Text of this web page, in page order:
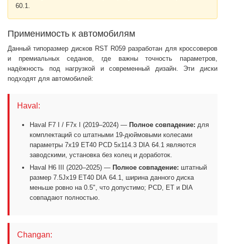
60.1.
Применимость к автомобилям
Данный типоразмер дисков RST R059 разработан для кроссоверов
и премиальных седанов, где важны точность параметров,
надёжность под нагрузкой и современный дизайн. Эти диски
подходят для автомобилей:
Haval:
Haval F7 I / F7x I (2019–2024) — Полное совпадение: для
комплектаций со штатными 19-дюймовыми колесами
параметры 7x19 ET40 PCD 5x114.3 DIA 64.1 являются
заводскими, установка без колец и доработок.
Haval H6 III (2020–2025) — Полное совпадение: штатный
размер 7.5Jx19 ET40 DIA 64.1, ширина данного диска
меньше ровно на 0.5", что допустимо; PCD, ET и DIA
совпадают полностью.
Changan: